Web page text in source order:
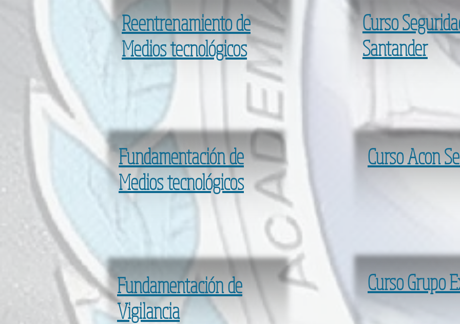
Reentrenamiento de
Medios tecnológicos
Curso
Santander
Fundamentación de
Medios tecnológicos
Curso Acon
Fundamentación de
Vigilancia
Curso Grupo